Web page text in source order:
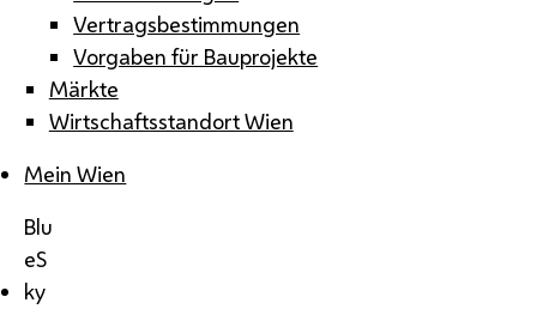
Vertragsbestimmungen
Vorgaben für Bauprojekte
Märkte
Wirtschaftsstandort Wien
Mein Wien
Blu
eS
ky